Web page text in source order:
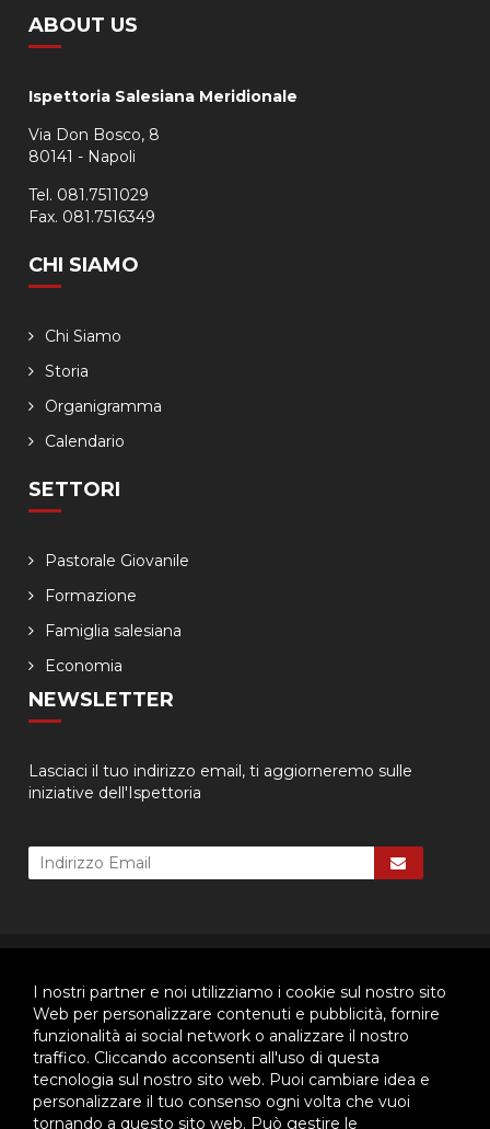
I nostri partner e noi utilizziamo i cookie sul nostro sito
Web per personalizzare contenuti e pubblicità, fornire
funzionalità ai social network o analizzare il nostro
traffico. Cliccando acconsenti all'uso di questa
tecnologia sul nostro sito web. Puoi cambiare idea e
personalizzare il tuo consenso ogni volta che vuoi
tornando a questo sito web. Può gestire le
ABOUT US
Ispettoria Salesiana Meridionale
Via Don Bosco, 8
80141 - Napoli
Tel. 081.7511029
Fax. 081.7516349
CHI SIAMO
Chi Siamo
Storia
Organigramma
Calendario
SETTORI
Pastorale Giovanile
Formazione
Famiglia salesiana
Economia
NEWSLETTER
Lasciaci il tuo indirizzo email, ti aggiorneremo sulle
iniziative dell'Ispettoria
Questo plugin utilizza cookie per raccogliere dati e cookie di
terze parti per migliorare l'esperienza utente. Per visualizzare il
plugin è necessario dare il consenso.